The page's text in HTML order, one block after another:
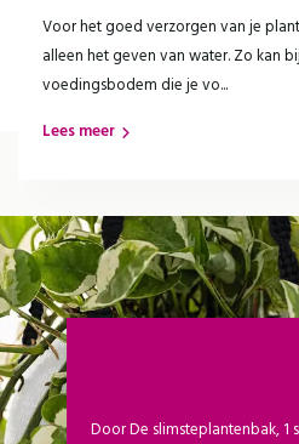
Voor het goed verzorgen van je
alleen het geven van water. Zo kan
voedingsbodem die je vo...
Lees meer
DoorDe slimsteplantenbak,1